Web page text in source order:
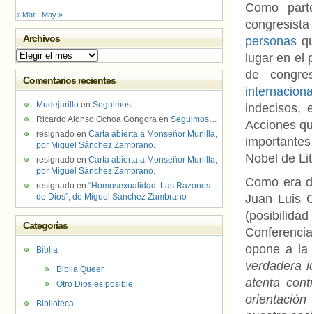
Como
personas
lugar en el
de
indecisos,
Acciones
Nobel de
Como era
Juan Luis
opone a la
verdadera
atenta
« Mar May »
Archivos
Archivos
Comentarios recientes
Mudejarillo en Seguimos…
Ricardo Alonso Ochoa Gongora en Seguimos…
resignado en Carta abierta a Monseñor Munilla,
por Miguel Sánchez Zambrano.
resignado en Carta abierta a Monseñor Munilla,
por Miguel Sánchez Zambrano.
resignado en “Homosexualidad. Las Razones
de Dios”, de Miguel Sánchez Zambrano
Categorías
Biblia
Biblia Queer
Otro Dios es posible
Biblioteca